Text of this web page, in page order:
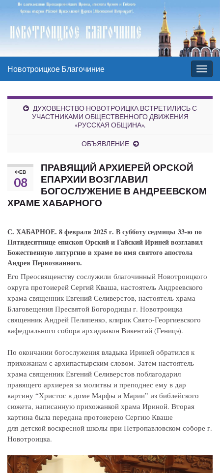
Вкл/
выкл
Новотроицкое Благочиние
ДУХОВЕНСТВО НОВОТРОИЦКА ВСТРЕТИЛИСЬ С
УЧАСТНИКАМИ ОБЩЕСТВЕННОГО ДВИЖЕНИЯ
«РУССКАЯ ОБЩИНА».
ОБЪЯВЛЕНИЕ
ФЕВ
08
ПРАВЯЩИЙ АРХИЕРЕЙ ОРСКОЙ
ЕПАРХИИ ВОЗГЛАВИЛ
БОГОСЛУЖЕНИЕ В АНДРЕЕВСКОМ
ХРАМЕ ХАБАРНОГО
С. ХАБАРНОЕ. 8 февраля 2025 г. В субботу cедмицы 33-ю по
Пятидесятнице епископ Орский и Гайский Ириней возглавил
Божественную литургию в храме во имя святого апостола
Андрея Первозванного.
Его Преосвященству сослужили благочинный Новотроицкого
округа протоиерей Сергий Кваша, настоятель Андреевского
храма священник Евгений Селиверстов, настоятель храма
Благовещения Пресвятой Богородицы г. Новотроицка
священник Андрей Пелипенко, клирик Свято-Георгиевского
кафедрального собора архидиакон Викентий (Геницэ).
По окончании богослужения владыка Ириней обратился к
прихожанам с архипастырским словом. Затем настоятель
храма священник Евгений Селиверстов поблагодарил
правящего архиерея за молитвы и преподнес ему в дар
картину “Христос в доме Марфы и Марии” из библейского
сюжета, написанную прихожанкой храма Ириной. Вторая
картина была передана протоиерею Сергию Кваше
для детской воскресной школы при Петропавловском соборе г.
Новотроицка.